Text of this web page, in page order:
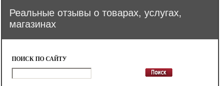
Реальные отзывы о товарах, услугах,
магазинах
ПОИСК ПО САЙТУ